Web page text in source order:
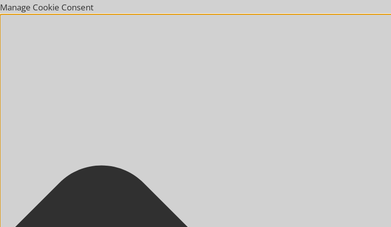
Manage Cookie Consent